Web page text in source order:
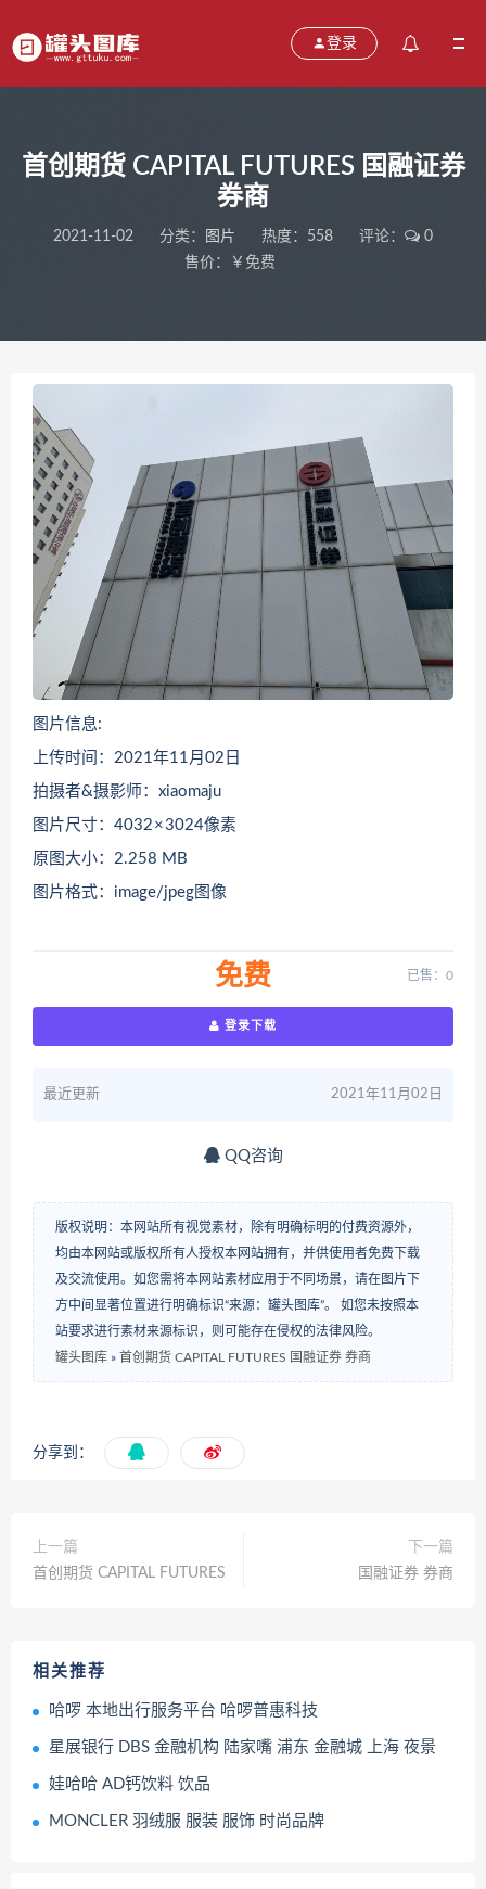
登录
首创期货 CAPITAL FUTURES 国融证券
券商
2021-11-02 分类： 图片 热度：558 评论：
0
售价：￥免费
图片信息:
上传时间：2021年11月02日
拍摄者&摄影师：xiaomaju
图片尺寸：4032 × 3024像素
原图大小：2.258 MB
图片格式：image/jpeg图像
免费 已售：0
登录下载
最近更新 2021年11月02日
QQ咨询
版权说明：本网站所有视觉素材，除有明确标明的付费资源外，
均由本网站或版权所有人授权本网站拥有，并供使用者免费下载
及交流使用。如您需将本网站素材应用于不同场景，请在图片下
方中间显著位置进行明确标识“来源：罐头图库”。 如您未按照本
站要求进行素材来源标识，则可能存在侵权的法律风险。
罐头图库 » 首创期货 CAPITAL FUTURES 国融证券 券商
分享到：
上一篇
首创期货 CAPITAL FUTURES
下一篇
国融证券 券商
相关推荐
哈啰 本地出行服务平台 哈啰普惠科技
星展银行 DBS 金融机构 陆家嘴 浦东 金融城 上海 夜景
娃哈哈 AD钙饮料 饮品
MONCLER 羽绒服 服装 服饰 时尚品牌